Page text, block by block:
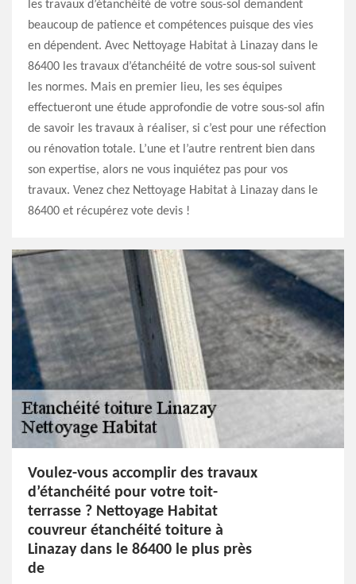
les travaux d’étanchéité de votre sous-sol demandent
beaucoup de patience et compétences puisque des vies
en dépendent. Avec Nettoyage Habitat à Linazay dans le
86400 les travaux d’étanchéité de votre sous-sol suivent
les normes. Mais en premier lieu, les ses équipes
effectueront une étude approfondie de votre sous-sol afin
de savoir les travaux à réaliser, si c’est pour une réfection
ou rénovation totale. L’une et l’autre rentrent bien dans
son expertise, alors ne vous inquiétez pas pour vos
travaux. Venez chez Nettoyage Habitat à Linazay dans le
86400 et récupérez vote devis !
Voulez-vous accomplir des travaux
d’étanchéité pour votre toit-
terrasse ? Nettoyage Habitat
couvreur étanchéité toiture à
Linazay dans le 86400 le plus près
de